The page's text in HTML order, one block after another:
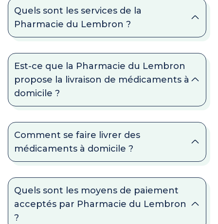
Quels sont les services de la
Pharmacie du Lembron ?
Est-ce que la Pharmacie du Lembron
propose la livraison de médicaments à
domicile ?
Comment se faire livrer des
médicaments à domicile ?
Quels sont les moyens de paiement
acceptés par Pharmacie du Lembron
?